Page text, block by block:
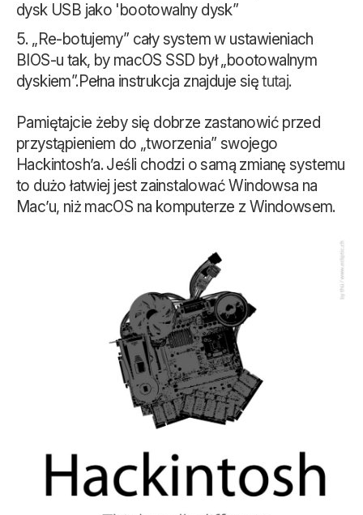
dysk USB jako 'bootowalny dysk”
„Re-botujemy” cały system w ustawieniach
BIOS-u tak, by macOS SSD był „bootowalnym
dyskiem”.Pełna instrukcja znajduje siętutaj.
Pamiętajcie żeby się dobrze zastanowić przed
przystąpieniem do „tworzenia” swojego
Hackintosh’a. Jeśli chodzi o samą zmianę systemu
to dużo łatwiej jest zainstalować Windowsa na
Mac’u, niż macOS na komputerze z Windowsem.